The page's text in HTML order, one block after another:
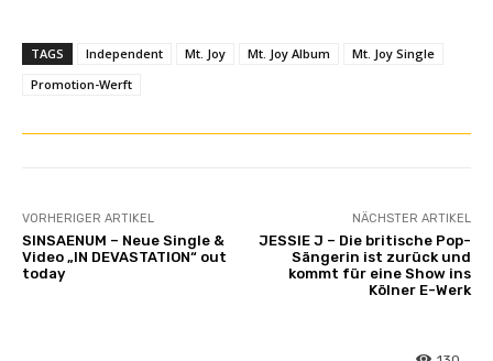
TAGS Independent Mt. Joy Mt. Joy Album
Mt. Joy Single
Promotion-Werft
VORHERIGER ARTIKEL
SINSAENUM – Neue Single &
Video „IN DEVASTATION“ out
today
NÄCHSTER ARTIKEL
JESSIE J – Die britische Pop-
Sängerin ist zurück und
kommt für eine Show ins
Kölner E-Werk